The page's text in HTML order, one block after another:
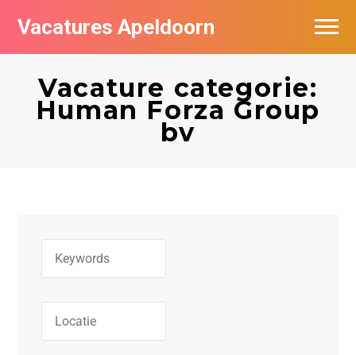
Vacatures Apeldoorn
Vacature categorie:
Human Forza Group
bv
Vacatures per bedrijf
De populairste vacatures in Apeldoorn